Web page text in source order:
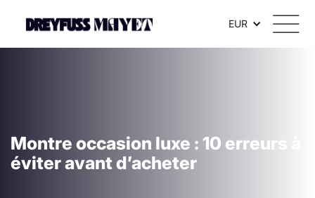
EUR
Montre occasion luxe : 10 erreurs à
éviter avant d’acheter